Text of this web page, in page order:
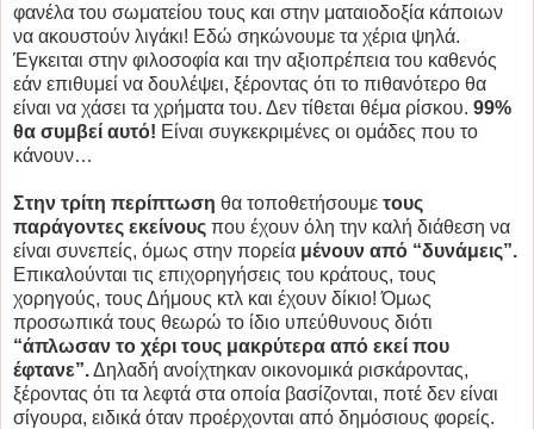
φανέλα του σωματείου τους και στην ματαιοδοξία κάποιων
να ακουστούν λιγάκι! Εδώ σηκώνουμε τα χέρια ψηλά.
Έγκειται στην φιλοσοφία και την αξιοπρέπεια του καθενός
εάν επιθυμεί να δουλέψει, ξέροντας ότι το πιθανότερο θα
είναι να χάσει τα χρήματα του. Δεν τίθεται θέμα ρίσκου. 99%
θα συμβεί αυτό! Είναι συγκεκριμένες οι ομάδες που το
κάνουν…
Στην τρίτη περίπτωση θα τοποθετήσουμε τους
παράγοντες εκείνους που έχουν όλη την καλή διάθεση να
είναι συνεπείς, όμως στην πορεία μένουν από “δυνάμεις”.
Επικαλούνται τις επιχορηγήσεις του κράτους, τους
χορηγούς, τους Δήμους κτλ και έχουν δίκιο! Όμως
προσωπικά τους θεωρώ το ίδιο υπεύθυνους διότι
“άπλωσαν το χέρι τους μακρύτερα από εκεί που
έφτανε”.Δηλαδή ανοίχτηκαν οικονομικά ρισκάροντας,
ξέροντας ότι τα λεφτά στα οποία βασίζονται, ποτέ δεν είναι
σίγουρα, ειδικά όταν προέρχονται από δημόσιους φορείς.